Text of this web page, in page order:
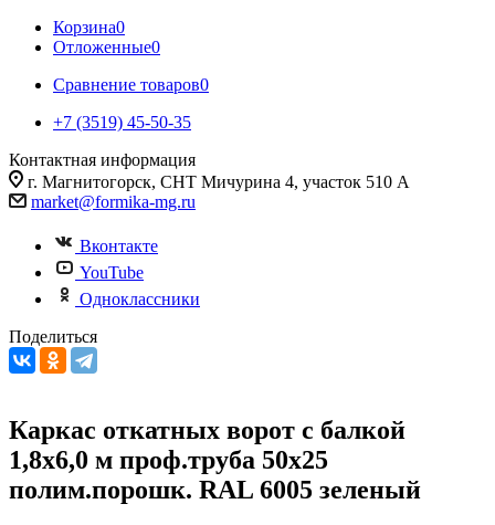
Корзина0
Отложенные0
Сравнение товаров0
+7 (3519) 45-50-35
Контактная информация
г. Магнитогорск, СНТ Мичурина 4, участок 510 А
market@formika-mg.ru
Вконтакте
YouTube
Одноклассники
Поделиться
Каркас откатных ворот с балкой
1,8х6,0 м проф.труба 50х25
полим.порошк. RAL 6005 зеленый